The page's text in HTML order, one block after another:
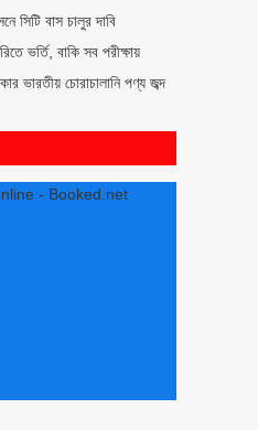
সিটি বাস চালুর দাবি
ভর্তি, বাকি সব পরীক্ষায়
ভারতীয় চোরাচালানি পণ্য জব্দ